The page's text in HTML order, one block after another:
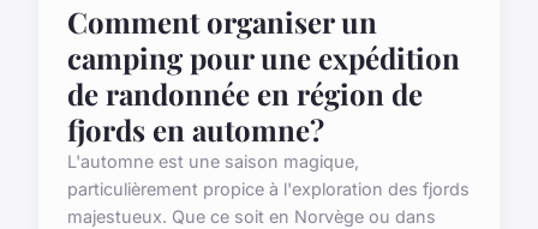
Comment organiser un
camping pour une expédition
de randonnée en région de
fjords en automne?
L'automne est une saison magique,
particulièrement propice à l'exploration des fjords
majestueux. Que ce soit en Norvège ou dans